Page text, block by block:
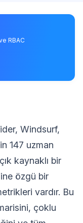
RBAC
Windsurf,
147 uzman
kaynaklı bir
özgü bir
vardır. Bu
çoklu